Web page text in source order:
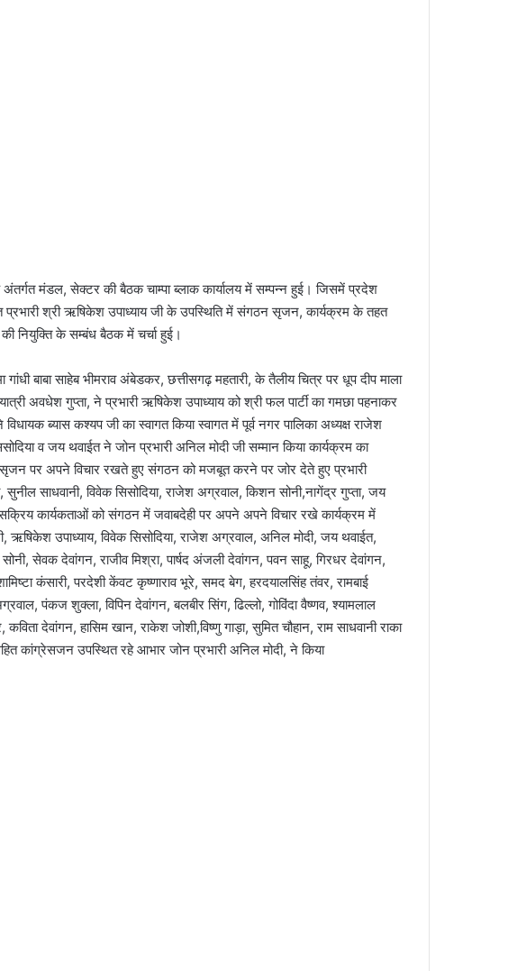
मंडल, सेक्टर की बैठक चाम्पा ब्लाक कार्यालय में सम्पन्न हुई। जिसमें प्रदेश
प्रभारी श्री ऋषिकेश उपाध्याय जी के उपस्थिति में संगठन सृजन, कार्यक्रम के तहत
नियुक्ति के सम्बंध बैठक में चर्चा हुई।
गांधी बाबा साहेब भीमराव अंबेडकर, छत्तीसगढ़ महतारी, के तैलीय चित्र पर धूप दीप माला
अवधेश गुप्ता, ने प्रभारी ऋषिकेश उपाध्याय को श्री फल पार्टी का गमछा पहनाकर
ब्यास कश्यप जी का स्वागत किया स्वागत में पूर्व नगर पालिका अध्यक्ष राजेश
व जय थवाईत ने जोन प्रभारी अनिल मोदी जी सम्मान किया कार्यक्रम का
सृजन पर अपने विचार रखते हुए संगठन को मजबूत करने पर जोर देते हुए प्रभारी
साधवानी, विवेक सिसोदिया, राजेश अग्रवाल, किशन सोनी,नागेंद्र गुप्ता, जय
कार्यकताओं को संगठन में जवाबदेही पर अपने अपने विचार रखे कार्यक्रम में
उपाध्याय, विवेक सिसोदिया, राजेश अग्रवाल, अनिल मोदी, जय थवाईत,
सेवक देवांगन, राजीव मिश्रा, पार्षद अंजली देवांगन, पवन साहू, गिरधर देवांगन,
कंसारी, परदेशी केंवट कृष्णाराव भूरे, समद बेग, हरदयालसिंह तंवर, रामबाई
पंकज शुक्ला, विपिन देवांगन, बलबीर सिंग, ढिल्लो, गोविंदा वैष्णव, श्यामलाल
देवांगन, हासिम खान, राकेश जोशी,विष्णु गाड़ा, सुमित चौहान, राम साधवानी राका
कांग्रेसजन उपस्थित रहे आभार जोन प्रभारी अनिल मोदी, ने किया